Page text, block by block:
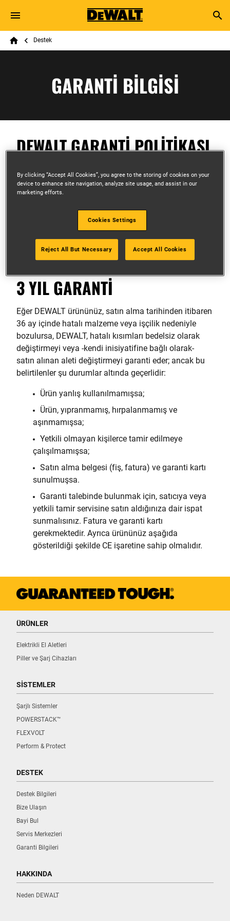
Skip to main content
Search
Breadcrumb
Home
Destek
GARANTİ BİLGİSİ
DEWALT GARANTİ POLİTİKASI
kanunlarda belirtilen taleplerin üstünde bir garanti
verir. Bu garanti profesyonel bir kullanıcı olarak
olmayan bir kullanıcı olarak yasal haklarınızı hiçbir
şekilde ihlal etmez ve haklarınızı hiçbir şekilde
kısıtlamaz. Tüm AB ve Avrupa Serbest Ticaret Bölgesi
üye ülkelerinde geçerlidir.
3 YIL GARANTİ
Eğer DEWALT ürününüz, satın alma tarihinden itibaren
36 ay içinde hatalı malzeme veya işçilik nedeniyle
bozulursa, DEWALT, hatalı kısımları bedelsiz olarak
değiştirmeyi veya -kendi inisiyatifine bağlı olarak-
satın alınan aleti değiştirmeyi garanti eder; ancak bu
belirtilenler şu durumlar altında geçerlidir:
Ürün yanlış kullanılmamışsa;
Ürün, yıpranmamış, hırpalanmamış ve
aşınmamışsa;
Yetkili olmayan kişilerce tamir edilmeye
çalışılmamışsa;
Satın alma belgesi (fiş, fatura) ve garanti kartı
sunulmuşsa.
Garanti talebinde bulunmak için, satıcıya veya
yetkili tamir servisine satın aldığınıza dair ispat
sunmalısınız. Fatura ve garanti kartı
gerekmektedir. Ayrıca ürününüz aşağıda
gösterildiği şekilde CE işaretine sahip olmalıdır.
ÜRÜNLER
Elektrikli El Aletleri
Piller ve Şarj Cihazları
SİSTEMLER
Şarjlı Sistemler
POWERSTACK™
FLEXVOLT
Perform & Protect
DESTEK
Destek Bilgileri
Bize Ulaşın
Bayi Bul
Servis Merkezleri
Garanti Bilgileri
HAKKINDA
Neden DEWALT
By clicking “Accept All Cookies”, you agree to the storing of cookies on your
device to enhance site navigation, analyze site usage, and assist in our
marketing efforts.
Cookies Settings
Reject All But Necessary Accept All Cookies